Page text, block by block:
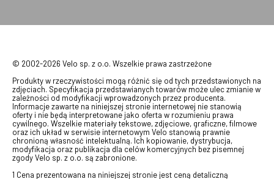
© 2002-2026 Velo sp. z o.o. Wszelkie prawa zastrzeżone
Produkty w rzeczywistości mogą różnić się od tych przedstawionych na
zdjęciach. Specyfikacja przedstawianych towarów może ulec zmianie w
zależności od modyfikacji wprowadzonych przez producenta.
Informacje zawarte na niniejszej stronie internetowej nie stanowią
oferty i nie będą interpretowane jako oferta w rozumieniu prawa
cywilnego. Wszelkie materiały tekstowe, zdjęciowe, graficzne, filmowe
oraz ich układ w serwisie internetowym Velo stanowią prawnie
chronioną własność intelektualną. Ich kopiowanie, dystrybucja,
modyfikacja oraz publikacja dla celów komercyjnych bez pisemnej
zgody Velo sp. z o.o. są zabronione.
1 Cena prezentowana na niniejszej stronie jest ceną detaliczną